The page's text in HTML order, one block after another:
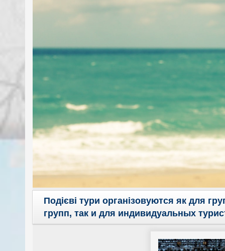
Подієві тури організовуются як для
групп, так и для индивидуальных